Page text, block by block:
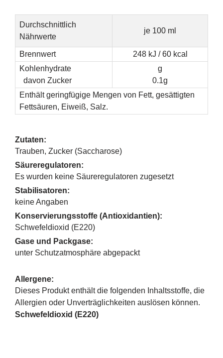
Durchschnittlich
Nährwerte
je 100 ml
Brennwert
248 kJ / 60 kcal
Kohlenhydrate
davon Zucker
g
0.1g
Enthält geringfügige Mengen von Fett, gesättigten
Fettsäuren, Eiweiß, Salz.
Zutaten:
Trauben, Zucker (Saccharose)
Säureregulatoren:
Es wurden keine Säureregulatoren zugesetzt
Stabilisatoren:
keine Angaben
Konservierungsstoffe (Antioxidantien):
Schwefeldioxid (E220)
Gase und Packgase:
unter Schutzatmosphäre abgepackt
Allergene:
Dieses Produkt enthält die folgenden Inhaltsstoffe, die
Allergien oder Unverträglichkeiten auslösen können.
Schwefeldioxid (E220)